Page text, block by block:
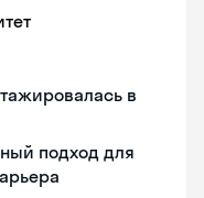
в
подход для